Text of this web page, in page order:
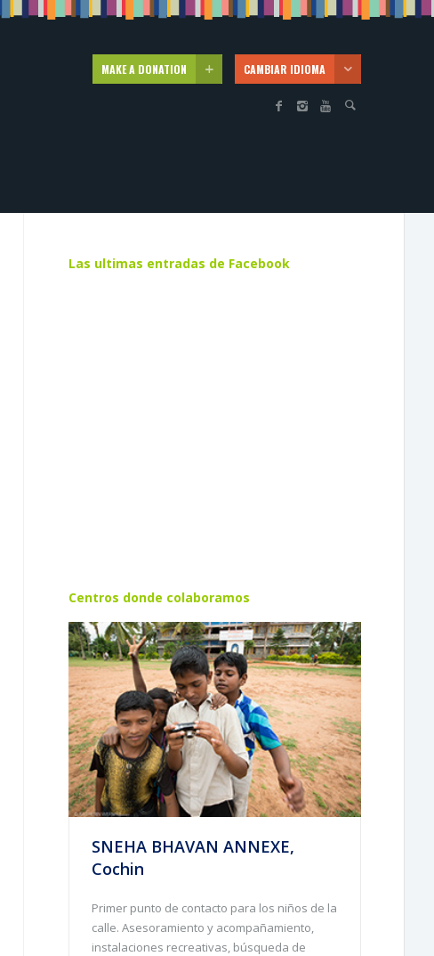
MAKE A DONATION CAMBIAR IDIOMA
Las ultimas entradas de Facebook
Centros donde colaboramos
SNEHA BHAVAN ANNEXE,
Cochin
Primer punto de contacto para los niños de la
calle. Asesoramiento y acompañamiento,
instalaciones recreativas, búsqueda de